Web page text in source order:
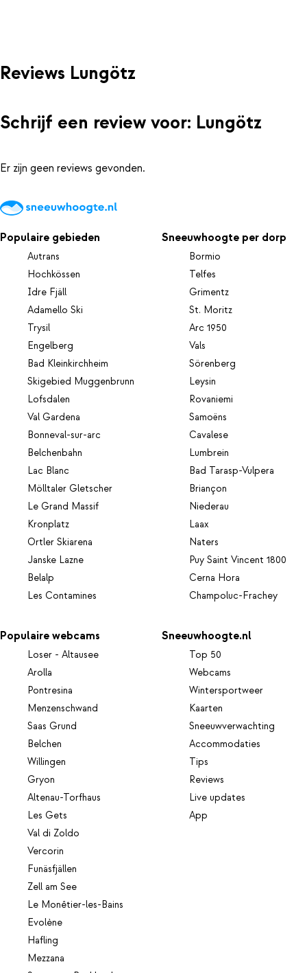
Reviews Lungötz
Schrijf een review voor: Lungötz
Er zijn geen reviews gevonden.
Populaire gebieden
Autrans
Hochkössen
Idre Fjäll
Adamello Ski
Trysil
Engelberg
Bad Kleinkirchheim
Skigebied Muggenbrunn
Lofsdalen
Val Gardena
Bonneval-sur-arc
Belchenbahn
Lac Blanc
Mölltaler Gletscher
Le Grand Massif
Kronplatz
Ortler Skiarena
Janske Lazne
Belalp
Les Contamines
Sneeuwhoogte per dorp
Bormio
Telfes
Grimentz
St. Moritz
Arc 1950
Vals
Sörenberg
Leysin
Rovaniemi
Samoëns
Cavalese
Lumbrein
Bad Tarasp-Vulpera
Briançon
Niederau
Laax
Naters
Puy Saint Vincent 1800
Cerna Hora
Champoluc-Frachey
Populaire webcams
Loser - Altausee
Arolla
Pontresina
Menzenschwand
Saas Grund
Belchen
Willingen
Gryon
Altenau-Torfhaus
Les Gets
Val di Zoldo
Vercorin
Funäsfjällen
Zell am See
Le Monêtier-les-Bains
Evolène
Hafling
Mezzana
Sneeuwhoogte.nl
Top 50
Webcams
Wintersportweer
Kaarten
Sneeuwverwachting
Accommodaties
Tips
Reviews
Live updates
App